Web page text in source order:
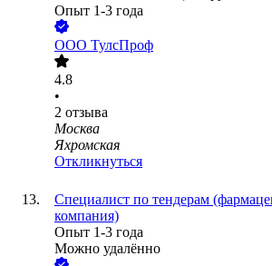
Опыт 1-3 года
ООО ТулсПроф
4.8
•
2 отзыва
Москва
Яхромская
Откликнуться
Специалист по тендерам
компания)
Опыт 1-3 года
Можно удалённо